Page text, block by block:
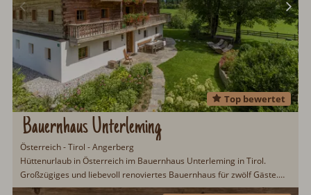
Bauernhaus Unterleming
Top bewertet
Österreich - Tirol - Angerberg
Hüttenurlaub in Österreich im Bauernhaus Unterleming in Tirol.
Großzügiges und liebevoll renoviertes Bauernhaus für zwölf Gäste.
Wintersportmöglichkeit im nahegelegenen Skigebiet Wilder Kaiser-